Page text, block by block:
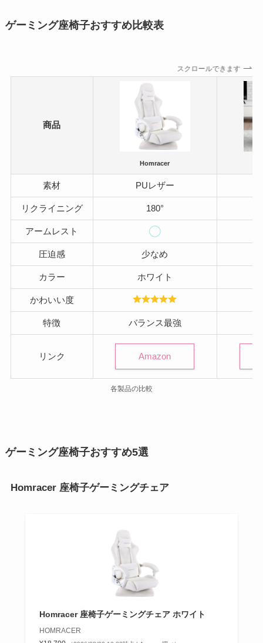
ゲーミング座椅子おすすめ比較表
スクロールできます
商品
Homracer
素材 PUレザー
リクライニング 180°
アームレスト
圧迫感 少なめ
カラー ホワイト
かわいい度
特徴 バランス最強
リンク Amazon
各製品の比較
ゲーミング座椅子おすすめ5選
Homracer 座椅子ゲーミングチェア
Homracer 座椅子ゲーミングチェア ホワイト
HOMRACER